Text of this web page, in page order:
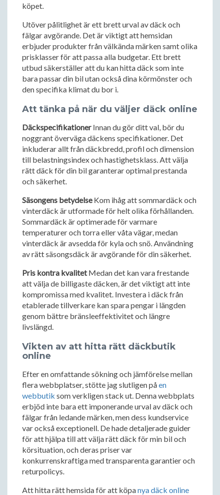
köpet.
Utöver pålitlighet är ett brett urval av däck och
fälgar avgörande. Det är viktigt att hemsidan
erbjuder produkter från välkända märken samt olika
prisklasser för att passa alla budgetar. Ett brett
utbud säkerställer att du kan hitta däck som inte
bara passar din bil utan också dina körmönster och
den specifika klimat du bor i.
Att tänka på när du väljer däck online
DäckspecifikationerInnan du gör ditt val, bör du
noggrant överväga däckens specifikationer. Det
inkluderar allt från däckbredd, profil och dimension
till belastningsindex och hastighetsklass. Att välja
rätt däck för din bil garanterar optimal prestanda
och säkerhet.
Säsongens betydelseKom ihåg att sommardäck och
vinterdäck är utformade för helt olika förhållanden.
Sommardäck är optimerade för varmare
temperaturer och torra eller våta vägar, medan
vinterdäck är avsedda för kyla och snö. Användning
av rätt säsongsdäck är avgörande för din säkerhet.
Pris kontra kvalitetMedan det kan vara frestande
att välja de billigaste däcken, är det viktigt att inte
kompromissa med kvalitet. Investera i däck från
etablerade tillverkare kan spara pengar i längden
genom bättre bränsleeffektivitet och längre
livslängd.
Vikten av att hitta rätt däckbutik
online
Efter en omfattande sökning och jämförelse mellan
flera webbplatser, stötte jag slutligen påen
webbutik som verkligen stack ut. Denna webbplats
erbjöd inte bara ett imponerande urval av däck och
fälgar från ledande märken, men dess kundservice
var också exceptionell. De hade detaljerade guider
för att hjälpa till att välja rätt däck för min bil och
körsituation, och deras priser var
konkurrenskraftiga med transparenta garantier och
returpolicys.
Att hitta rätt hemsida för att köpanya däck online